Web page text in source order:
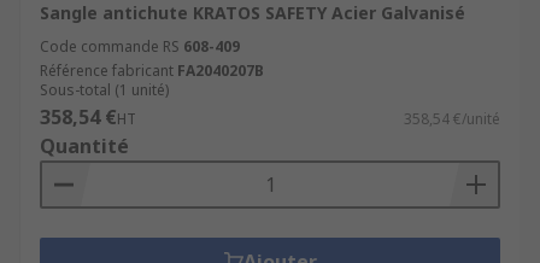
Sangle antichute KRATOS SAFETY Acier Galvanisé
Code commande RS 608-409
Référence fabricant FA2040207B
Sous-total (1 unité)
358,54 €HT 358,54 €/unité
Quantité